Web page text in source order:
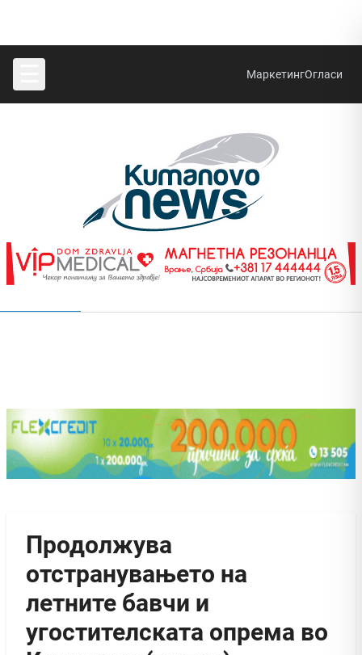
МаркетингОгласи
Продолжува
отстранувањето на
летните бавчи и
угостителската опрема во